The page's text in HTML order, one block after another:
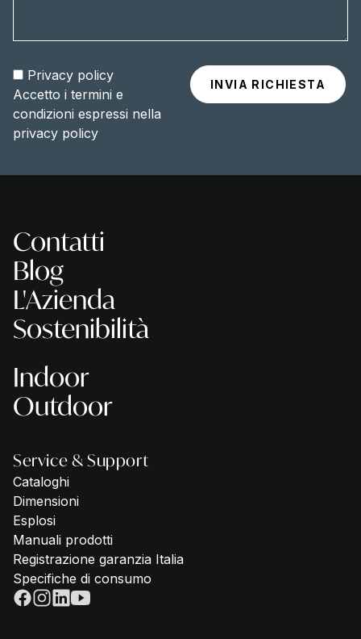
Privacy policy
Accetto i termini e
condizioni espressi nella
privacy policy
Contatti
Blog
L'Azienda
Sostenibilità
Indoor
Outdoor
Service & Support
Cataloghi
Dimensioni
Esplosi
Manuali prodotti
Registrazione garanzia Italia
Specifiche di consumo